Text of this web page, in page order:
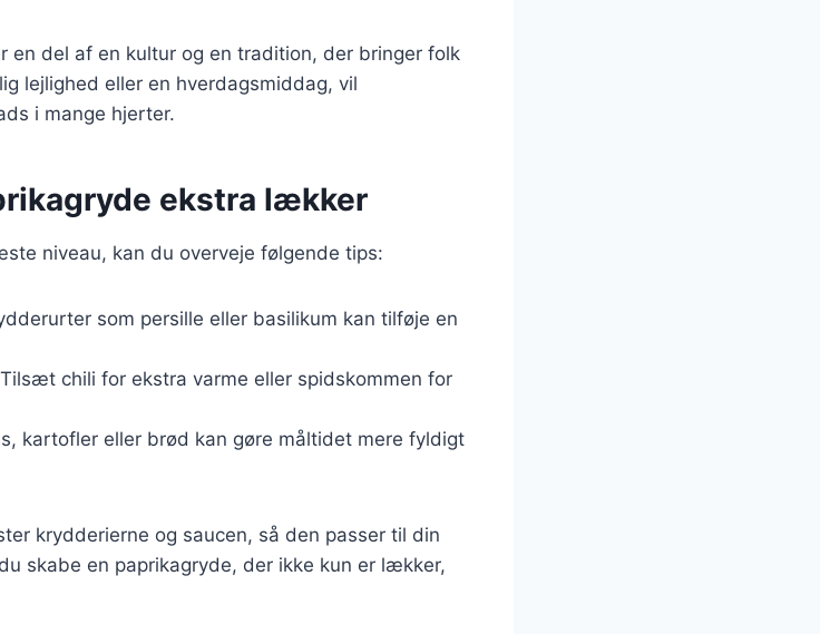
en del af en kultur og en tradition, der bringer folk
lejlighed eller en hverdagsmiddag, vil
i mange hjerter.
ekstra lækker
niveau, kan du overveje følgende tips:
som persille eller basilikum kan tilføje en
chili for ekstra varme eller spidskommen for
kartofler eller brød kan gøre måltidet mere fyldigt
krydderierne og saucen, så den passer til din
skabe en paprikagryde, der ikke kun er lækker,